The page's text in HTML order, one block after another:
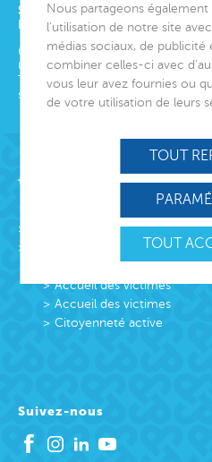
SIÈGE SOCIAL
ET DIRECTION GÉNÉRALE
6 avenue Édith Cavell
06000 Nice
Tél.
04 92 00 24 50
siege@montjoye.org
Acteur de lien social
Protection Enfance et
Accueil des victimes
Accueil des victimes
Citoyenneté active
Suivez-nous
Nous partageons
l’utilisation de notre site
médias sociaux, de publicité
combiner celles-ci avec
vous leur avez fournies ou
de votre utilisation de leurs
TOUT
TOUT